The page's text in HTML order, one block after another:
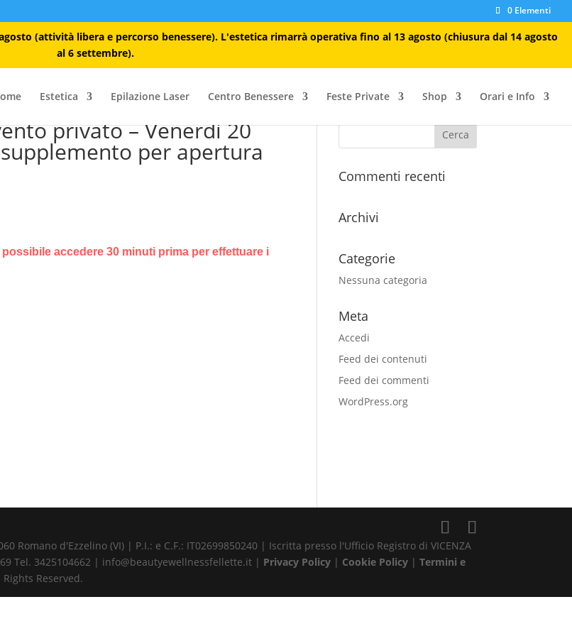
0 Elementi
(attività libera e percorso benessere). L'estetica rimarrà operativa fino al 13 agosto (chiusura dal 14 agosto
al 6 settembre).
Estetica Epilazione Laser Centro Benessere Feste Private Shop Orari e Info
privato – Venerdì 20
per apertura
accedere 30 minuti prima per effettuare i
Commenti recenti
Archivi
Categorie
Nessuna categoria
Meta
Accedi
Feed dei contenuti
Feed dei commenti
WordPress.org
Romano d'Ezzelino (VI) | P.I.: e C.F.: IT02699850240 | Iscritta presso l'Ufficio Registro di VICENZA
Tel. 3425104662 | info@beautyewellnessfellette.it | Privacy Policy | Cookie Policy |Termini e
Reserved.